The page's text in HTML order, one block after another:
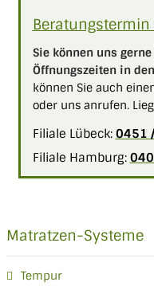
Sie können uns
Öffnungszeiten in
können Sie auch
oder uns anrufen.
Filiale Lübeck: 0451
Filiale Hamburg:
Matratzen-Systeme
Tempur